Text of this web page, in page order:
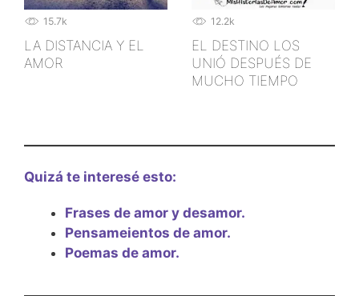
15.7k
LA DISTANCIA Y EL
AMOR
12.2k
EL DESTINO LOS
UNIÓ DESPUÉS DE
MUCHO TIEMPO
Quizá te interesé esto:
Frases de amor y desamor.
Pensameientos de amor.
Poemas de amor.